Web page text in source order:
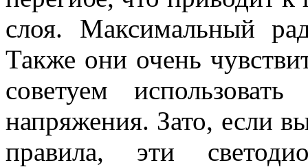
слоя. Максимальный
Также они очень
советуем
напряжения. Зато, если
правила, эти